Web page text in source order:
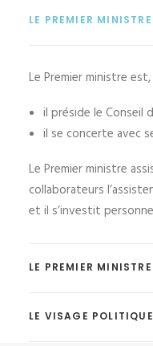
LE PREMIER
Le Premier ministre
il préside le Conseil
il se concerte avec
Le Premier ministre
collaborateurs
et il s’investit
LE PREMIER
LE VISAGE